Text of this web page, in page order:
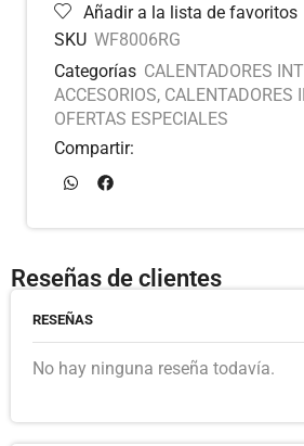
Añadir a la lista de favoritos
SKU WF8006RG
Categorías CALENTADORES
ACCESORIOS, CALENTADORES
OFERTAS ESPECIALES
Compartir:
Reseñas de clientes
RESEÑAS
No hay ninguna reseña todavía.